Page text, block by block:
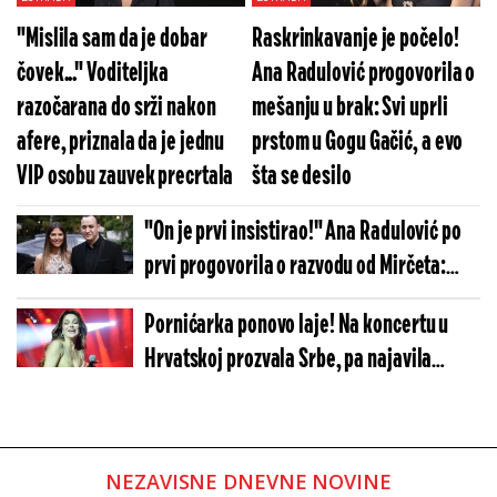
"Mislila sam da je dobar
čovek..." Voditeljka
razočarana do srži nakon
afere, priznala da je jednu
VIP osobu zauvek precrtala
Raskrinkavanje je počelo!
Ana Radulović progovorila o
mešanju u brak: Svi uprli
prstom u Gogu Gačić, a evo
šta se desilo
"On je prvi insistirao!" Ana Radulović po
prvi progovorila o razvodu od Mirčeta:
"Roditeljima sam rekla da on izlazi..."
Pornićarka ponovo laje! Na koncertu u
Hrvatskoj prozvala Srbe, pa najavila
NEZAVISNE DNEVNE NOVINE